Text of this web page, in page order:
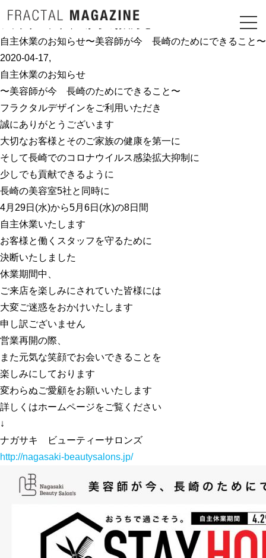
INFORMATION
自主休業のお知らせ〜美容師が今 長崎のためにできること〜
2020-04-17,
自主休業のお知らせ
〜美容師が今 長崎のためにできること〜
フラクタルデザインをご利用いただき
誠にありがとうございます
大切なお客様とそのご家族の健康を第一に
そして長崎でのコロナウイルス感染拡大抑制に
少しでも貢献できるように
長崎の美容室5社と同時に
4月29日(水)から5月6日(水)の8日間
自主休業いたします
お客様と働くスタッフを守るために
決断いたしました
休業期間中、
ご来店を楽しみにされていた皆様には
大変ご迷惑をおかけいたします
申し訳ございません
営業再開の際、
また元気な笑顔でお会いできることを
楽しみにしております
変わらぬご愛顧をお願いいたします
詳しくはホームページをご覧ください
↓
ナガサキ ビューティーサロンズ
http://nagasaki-beautysalons.jp/